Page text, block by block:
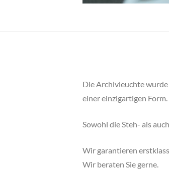
Die Archivleuchte
einer einzigartigen Form.
Sowohl die Steh- als
Wir garantieren
Wir beraten Sie gerne.